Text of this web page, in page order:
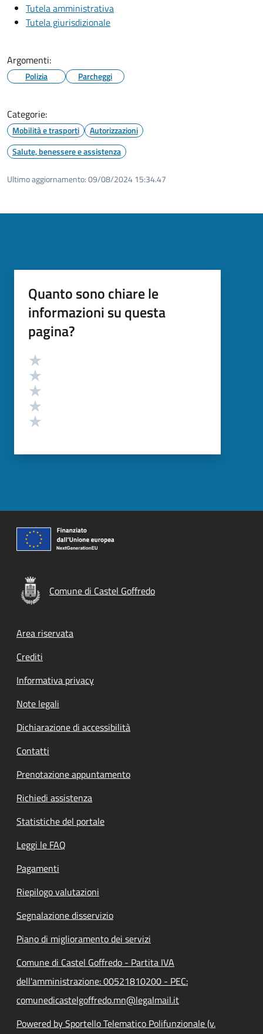
Tutela amministrativa
Tutela giurisdizionale
Argomenti:
Polizia Parcheggi
Categorie:
Mobilità e trasporti
Autorizzazioni
Salute, benessere e assistenza
Ultimo aggiornamento:09/08/2024 15:34.47
Quanto sono chiare le
informazioni su questa
pagina?
Valutazione
Comune di Castel Goffredo
Footer menu
Area riservata
Crediti
Informativa privacy
Note legali
Dichiarazione di accessibilità
Contatti
Prenotazione appuntamento
Richiedi assistenza
Statistiche del portale
Leggi le FAQ
Pagamenti
Riepilogo valutazioni
Segnalazione disservizio
Piano di miglioramento dei servizi
Comune di Castel Goffredo - Partita IVA
dell'amministrazione: 00521810200 - PEC:
comunedicastelgoffredo.mn@legalmail.it
Powered by Sportello Telematico Polifunzionale (v.